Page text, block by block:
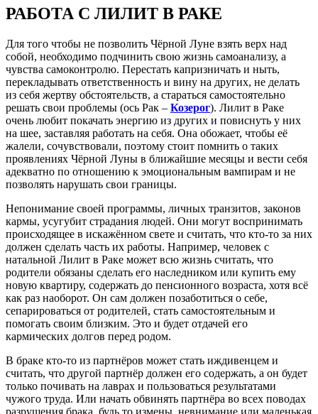
РАБОТА С ЛИЛИТ В РАКЕ
Для того чтобы не позволить Чёрной Луне взять верх над
собой, необходимо подчинить свою жизнь самоанализу, а
чувства самоконтролю. Перестать капризничать и ныть,
перекладывать ответственность и вину на других, не делать
из себя жертву обстоятельств, а стараться самостоятельно
решать свои проблемы (ось Рак – Козерог). Лилит в Раке
очень любит покачать энергию из других и повиснуть у них
на шее, заставляя работать на себя. Она обожает, чтобы её
жалели, сочувствовали, поэтому стоит помнить о таких
проявлениях Чёрной Луны в ближайшие месяцы и вести себя
адекватно по отношению к эмоциональным вампирам и не
позволять нарушать свои границы.
Непонимание своей программы, личных транзитов, законов
кармы, усугубит страдания людей. Они могут воспринимать
происходящее в искажённом свете и считать, что кто-то за них
должен сделать часть их работы. Например, человек с
натальной Лилит в Раке может всю жизнь считать, что
родители обязаны сделать его наследником или купить ему
новую квартиру, содержать до пенсионного возраста, хотя всё
как раз наоборот. Он сам должен позаботиться о себе,
сепарироваться от родителей, стать самостоятельным и
помогать своим близким. Это и будет отдачей его
кармических долгов перед родом.
В браке кто-то из партнёров может стать иждивенцем и
считать, что другой партнёр должен его содержать, а он будет
только почивать на лаврах и пользоваться результатами
чужого труда. Или начать обвинять партнёра во всех поводах
разрушения брака, будь то измены, невнимание или маленькая